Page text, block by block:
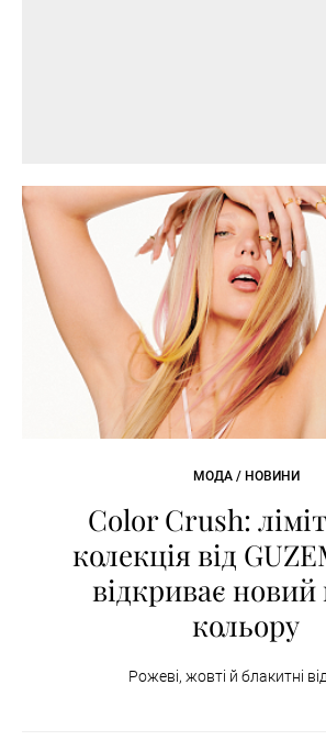
МОДА / НОВИНИ
Color Crush:
колекція від
відкриває новий
кольору
Рожеві, жовті й блакитні